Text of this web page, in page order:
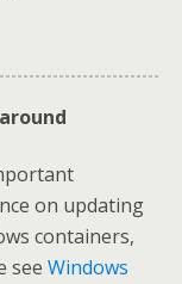
on updating
containers,
see Windows